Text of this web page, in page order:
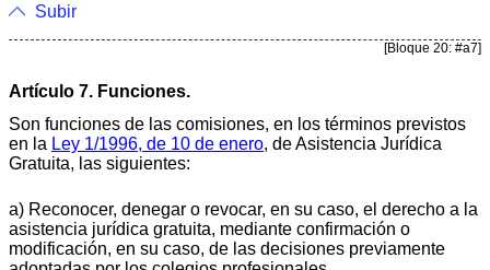
Subir
[Bloque 20: #a7]
Artículo 7. Funciones.
Son funciones de las comisiones, en los términos previstos
en la Ley 1/1996, de 10 de enero, de Asistencia Jurídica
Gratuita, las siguientes:
a) Reconocer, denegar o revocar, en su caso, el derecho a la
asistencia jurídica gratuita, mediante confirmación o
modificación, en su caso, de las decisiones previamente